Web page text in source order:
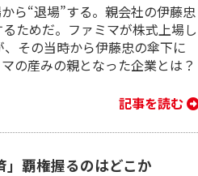
ら“退場”する。親会社の伊藤忠
ためだ。ファミマが株式上場し
その当時から伊藤忠の傘下に
の産みの親となった企業とは？
記事を読む
覇権握るのはどこか